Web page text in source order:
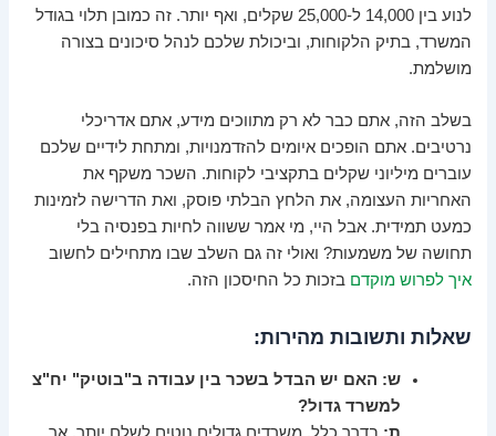
לנוע בין 14,000 ל-25,000 שקלים, ואף יותר. זה כמובן תלוי בגודל
המשרד, בתיק הלקוחות, וביכולת שלכם לנהל סיכונים בצורה
מושלמת.
בשלב הזה, אתם כבר לא רק מתווכים מידע, אתם אדריכלי
נרטיבים. אתם הופכים איומים להזדמנויות, ומתחת לידיים שלכם
עוברים מיליוני שקלים בתקציבי לקוחות. השכר משקף את
האחריות העצומה, את הלחץ הבלתי פוסק, ואת הדרישה לזמינות
כמעט תמידית. אבל היי, מי אמר ששווה לחיות בפנסיה בלי
תחושה של משמעות? ואולי זה גם השלב שבו מתחילים לחשוב
איך לפרוש מוקדם בזכות כל החיסכון הזה.
שאלות ותשובות מהירות:
ש: האם יש הבדל בשכר בין עבודה ב"בוטיק" יח"צ
למשרד גדול?